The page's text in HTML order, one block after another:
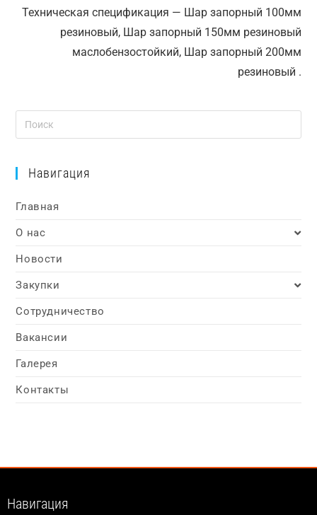
Техническая спецификация — Шар запорный 100мм
резиновый, Шар запорный 150мм резиновый
маслобензостойкий, Шар запорный 200мм
резиновый .
Навигация
Главная
О нас
Новости
Закупки
Сотрудничество
Вакансии
Галерея
Контакты
Навигация